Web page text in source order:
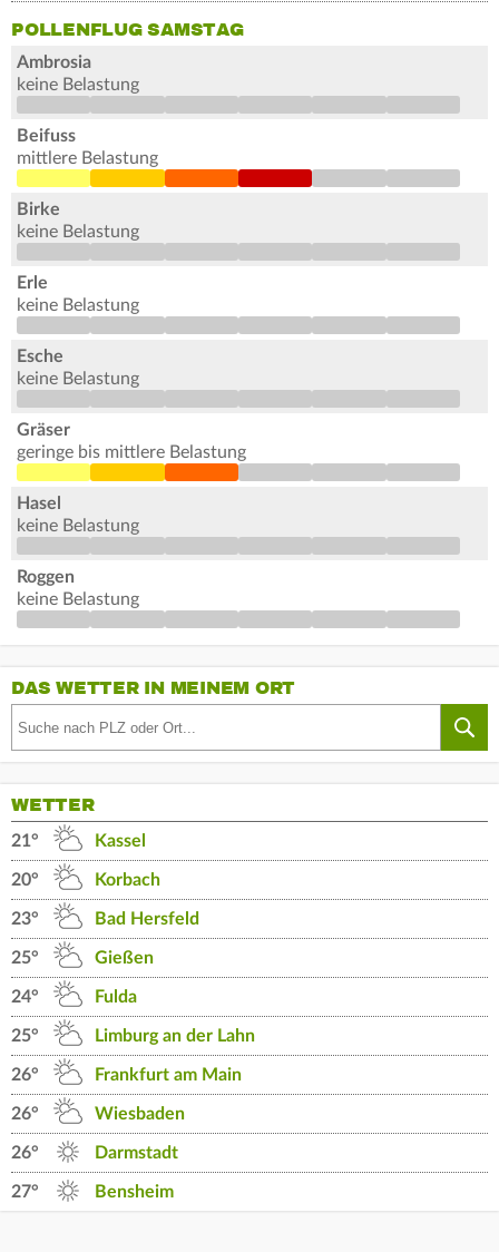
POLLENFLUG SAMSTAG
Ambrosia
keine Belastung
Beifuss
mittlere Belastung
Birke
keine Belastung
Erle
keine Belastung
Esche
keine Belastung
Gräser
geringe bis mittlere Belastung
Hasel
keine Belastung
Roggen
keine Belastung
DAS WETTER IN MEINEM ORT
WETTER
21° Kassel
20° Korbach
23° Bad Hersfeld
25° Gießen
24° Fulda
25° Limburg an der Lahn
26° Frankfurt am Main
26° Wiesbaden
26° Darmstadt
27° Bensheim